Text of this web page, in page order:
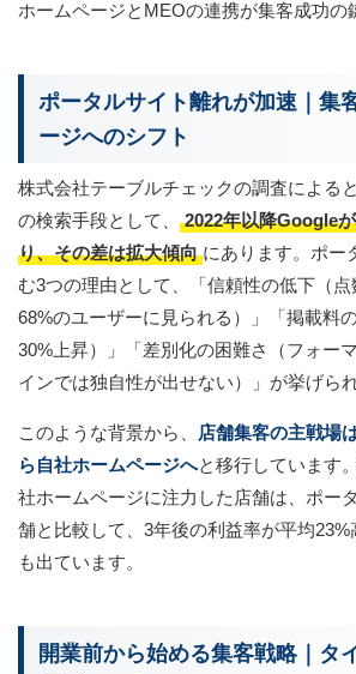
ホームページとMEOの連携が集客成功の
ポータルサイト離れが加速｜集
ージへのシフト
株式会社テーブルチェックの調査による
の検索手段として、
2022年以降Google
り、その差は拡大傾向 にあります。ポー
む3つの理由として、「信頼性の低下（
68%のユーザーに見られる）」「掲載料
30%上昇）」「差別化の困難さ（フォー
インでは独自性が出せない）」が挙げられ
このような背景から、
店舗集客の主戦場
ら自社ホームページへと移行しています
社ホームページに注力した店舗は、ポー
舗と比較して、3年後の利益率が平均
も出ています。
開業前から始める集客戦略｜タ